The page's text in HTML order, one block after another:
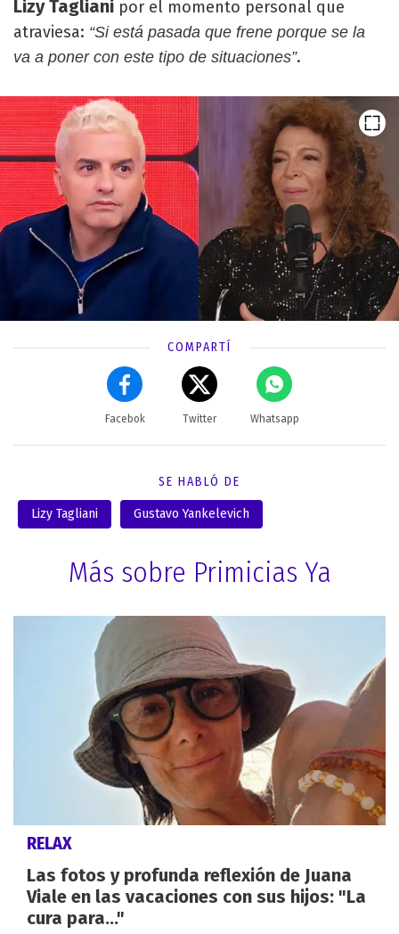
Lizy Tagliani por el momento personal que
atraviesa: “Si está pasada que frene porque se la
va a poner con este tipo de situaciones”.
COMPARTÍ
Facebok Twitter Whatsapp
SE HABLÓ DE
Lizy Tagliani Gustavo Yankelevich
Más sobre Primicias Ya
RELAX
Las fotos y profunda reflexión de Juana
Viale en las vacaciones con sus hijos: "La
cura para..."